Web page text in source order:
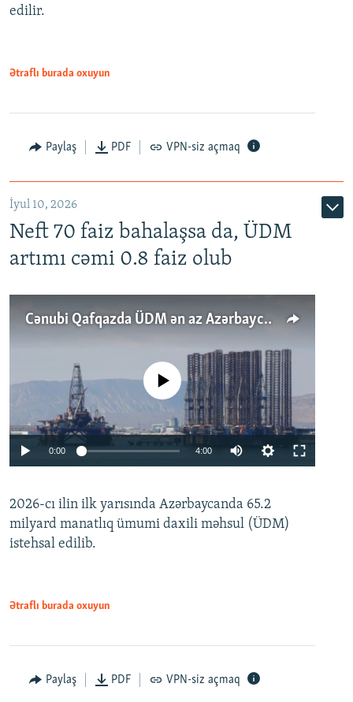
edilir.
Ətraflı burada oxuyun
Paylaş PDF VPN-siz açmaq
İyul 10, 2026
Neft 70 faiz bahalaşsa da, ÜDM
artımı cəmi 0.8 faiz olub
Cənubi Qafqazda ÜDM ən az Azərbaycanda artır: Qonşuları niyə Bakını qabaqlaya bilir?
Auto 240p 360p 480p
No media source currently available
0:00 4:00
360p
480p
2026-cı ilin ilk yarısında Azərbaycanda 65.2
milyard manatlıq ümumi daxili məhsul (ÜDM)
istehsal edilib.
Ətraflı burada oxuyun
Paylaş PDF VPN-siz açmaq